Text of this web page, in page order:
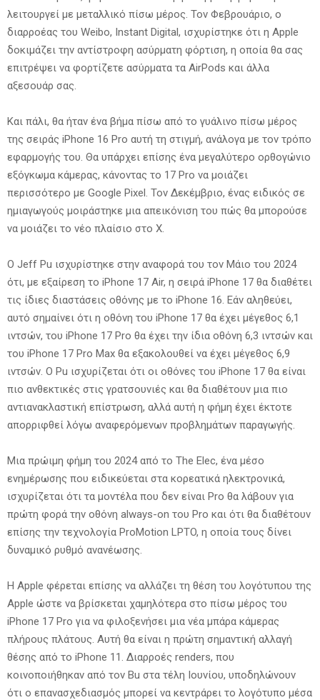
λειτουργεί με μεταλλικό πίσω μέρος. Τον Φεβρουάριο, ο
διαρροέας του Weibo, Instant Digital, ισχυρίστηκε ότι η Apple
δοκιμάζει την αντίστροφη ασύρματη φόρτιση, η οποία θα σας
επιτρέψει να φορτίζετε ασύρματα τα AirPods και άλλα
αξεσουάρ σας.
Και πάλι, θα ήταν ένα βήμα πίσω από το γυάλινο πίσω μέρος
της σειράς iPhone 16 Pro αυτή τη στιγμή, ανάλογα με τον τρόπο
εφαρμογής του. Θα υπάρχει επίσης ένα μεγαλύτερο ορθογώνιο
εξόγκωμα κάμερας, κάνοντας το 17 Pro να μοιάζει
περισσότερο με Google Pixel. Τον Δεκέμβριο, ένας ειδικός σε
ημιαγωγούς μοιράστηκε μια απεικόνιση του πώς θα μπορούσε
να μοιάζει το νέο πλαίσιο στο X.
Ο Jeff Pu ισχυρίστηκε στην αναφορά του τον Μάιο του 2024
ότι, με εξαίρεση το iPhone 17 Air, η σειρά iPhone 17 θα διαθέτει
τις ίδιες διαστάσεις οθόνης με το iPhone 16. Εάν αληθεύει,
αυτό σημαίνει ότι η οθόνη του iPhone 17 θα έχει μέγεθος 6,1
ιντσών, του iPhone 17 Pro θα έχει την ίδια οθόνη 6,3 ιντσών και
του iPhone 17 Pro Max θα εξακολουθεί να έχει μέγεθος 6,9
ιντσών. Ο Pu ισχυρίζεται ότι οι οθόνες του iPhone 17 θα είναι
πιο ανθεκτικές στις γρατσουνιές και θα διαθέτουν μια πιο
αντιανακλαστική επίστρωση, αλλά αυτή η φήμη έχει έκτοτε
απορριφθεί λόγω αναφερόμενων προβλημάτων παραγωγής.
Μια πρώιμη φήμη του 2024 από το The Elec, ένα μέσο
ενημέρωσης που ειδικεύεται στα κορεατικά ηλεκτρονικά,
ισχυρίζεται ότι τα μοντέλα που δεν είναι Pro θα λάβουν για
πρώτη φορά την οθόνη always-on του Pro και ότι θα διαθέτουν
επίσης την τεχνολογία ProMotion LPTO, η οποία τους δίνει
δυναμικό ρυθμό ανανέωσης.
Η Apple φέρεται επίσης να αλλάζει τη θέση του λογότυπου της
Apple ώστε να βρίσκεται χαμηλότερα στο πίσω μέρος του
iPhone 17 Pro για να φιλοξενήσει μια νέα μπάρα κάμερας
πλήρους πλάτους. Αυτή θα είναι η πρώτη σημαντική αλλαγή
θέσης από το iPhone 11. Διαρροές renders, που
κοινοποιήθηκαν από τον Bu στα τέλη Ιουνίου, υποδηλώνουν
ότι ο επανασχεδιασμός μπορεί να κεντράρει το λογότυπο μέσα